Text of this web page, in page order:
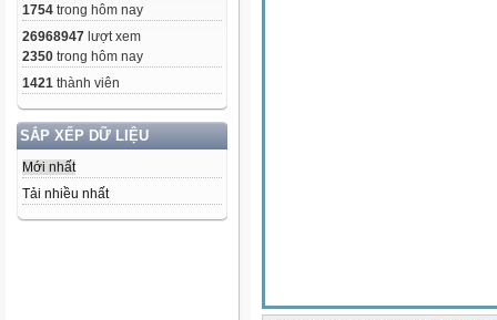
1754 trong hôm nay
26968947 lượt xem
2350 trong hôm nay
1421 thành viên
SẮP XẾP DỮ LIỆU
Mới nhất
Tải nhiều nhất